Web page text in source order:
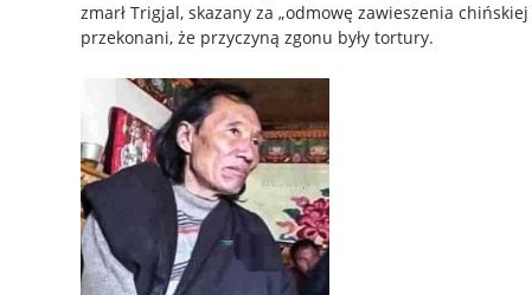
zmarł Trigjal, skazany za „odmowę zawieszenia
przekonani, że przyczyną zgonu były tortury.